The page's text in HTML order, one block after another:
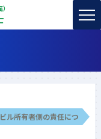
ル所有者側の責任につ